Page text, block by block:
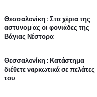
Θεσσαλονίκη : Στα χέρια της
αστυνομίας οι φονιάδες της
Βάγιας Νέστορα
Θεσσαλονίκη : Κατάστημα
διέθετε ναρκωτικά σε πελάτες
του